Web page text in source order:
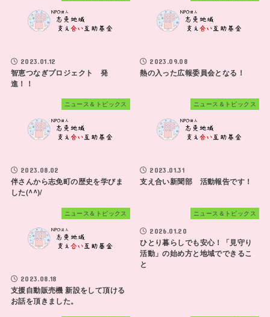
2023.01.12
智恵つなぎプロジェクト 発
進！！
2023.09.08
熱の入った広報委員会となる！
ニュース＆トピックス
2023.08.02
伴さんから志免町の歴史を学びま
した(^^)/
ニュース＆トピックス
2023.01.31
支え合い新聞部 活動報告です！
ニュース＆トピックス
2023.08.18
支援自動販売機 新設をして頂ける
お話を頂きました。
ニュース＆トピックス
2026.01.20
ひとり暮らしでも安心！「見守り
活動」の始め方と地域でできるこ
と